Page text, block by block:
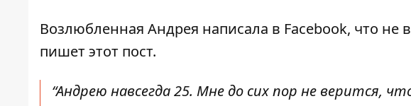
Возлюбленная Андрея написала в Facebook, что не
пишет этот пост.
“Андрею навсегда 25. Мне до сих пор не верится,